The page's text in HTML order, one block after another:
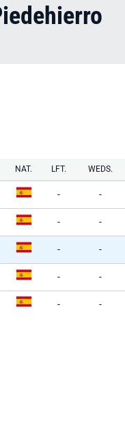
NAT. LFT. WEDS.
- -
- -
- -
- -
- -